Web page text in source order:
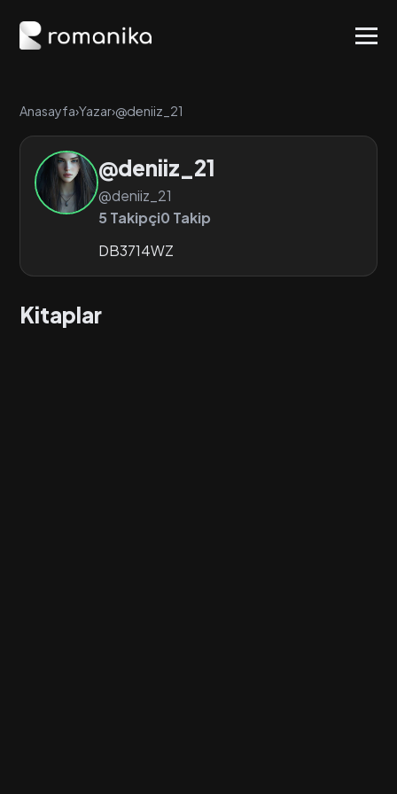
Anasayfa›Yazar›@deniiz_21
@deniiz_21
@deniiz_21
5 Takipçi0 Takip
DB3714WZ
Kitaplar